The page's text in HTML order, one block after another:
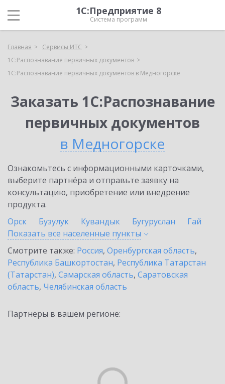
1С:Предприятие 8
Система программ
Главная
Сервисы ИТС
1С:Распознавание первичных документов
1С:Распознавание первичных документов в Медногорске
Заказать 1С:Распознавание
первичных документов
в Медногорске
Ознакомьтесь с информационными карточками,
выберите партнёра и отправьте заявку на
консультацию, приобретение или внедрение
продукта.
Орск
Бузулук Кувандык Бугуруслан
Гай
Показать все населенные пункты
Смотрите также: Россия, Оренбургская область,
Республика Башкортостан, Республика Татарстан
(Татарстан), Самарская область, Саратовская
область, Челябинская область
Партнеры в вашем регионе: